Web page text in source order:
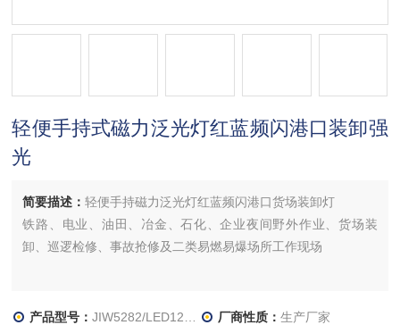
轻便手持式磁力泛光灯红蓝频闪港口装卸强
光
简要描述：轻便手持磁力泛光灯红蓝频闪港口货场装卸灯
铁路、电业、油田、冶金、石化、企业夜间野外作业、货场装
卸、巡逻检修、事故抢修及二类易燃易爆场所工作现场
产品型号：JIW5282/LED12W/IP66/5Ah 厂商性质： 生产厂家